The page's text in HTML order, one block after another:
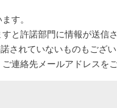
す。
と許諾部門に情報が送信
されていないものもござ
連絡先メールアドレスを